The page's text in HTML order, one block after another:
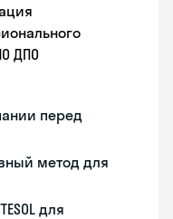
ДПО
перед
метод для
для